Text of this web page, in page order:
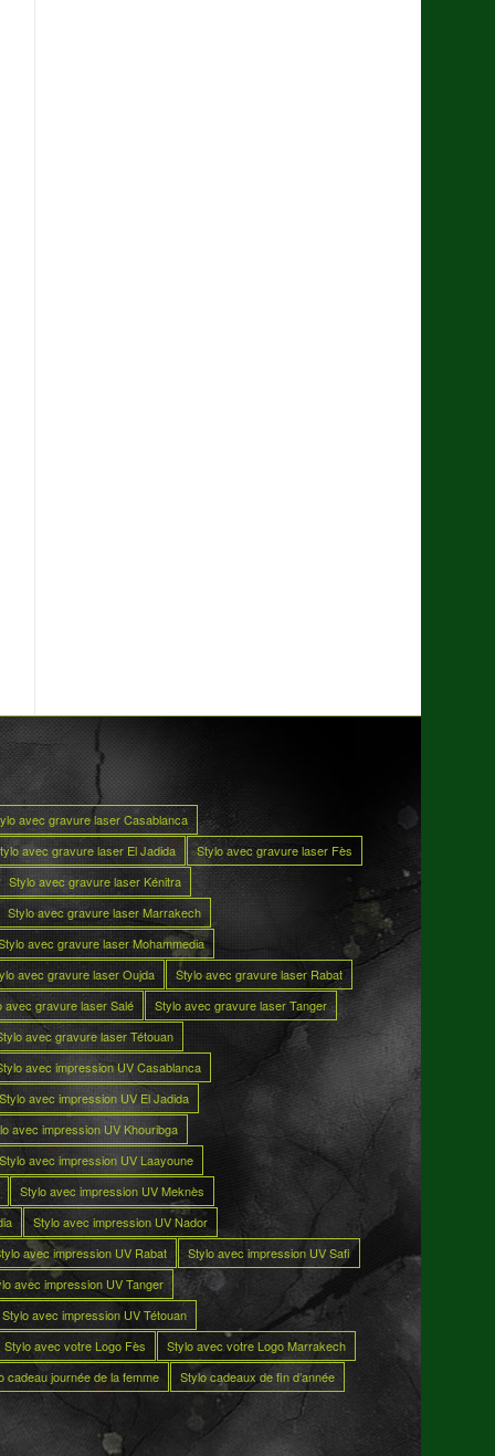
avec gravure laser Casablanca
avec gravure laser El Jadida
Stylo avec gravure laser Fès
Stylo avec gravure laser Kénitra
Stylo avec gravure laser Marrakech
avec gravure laser Mohammedia
avec gravure laser Oujda
Stylo avec gravure laser Rabat
avec gravure laser Salé
Stylo avec gravure laser Tanger
avec gravure laser Tétouan
avec impression UV Casablanca
Stylo avec impression UV El Jadida
avec impression UV Khouribga
Stylo avec impression UV Laayoune
Stylo avec impression UV Meknès
Stylo avec impression UV Nador
avec impression UV Rabat
Stylo avec impression UV Safi
avec impression UV Tanger
Stylo avec impression UV Tétouan
Stylo avec votre Logo Fès
Stylo avec votre Logo Marrakech
cadeau journée de la femme
Stylo cadeaux de fin d’année